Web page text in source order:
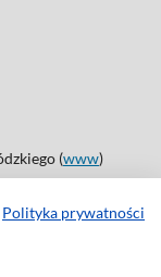
Polityka prywatności
(www)